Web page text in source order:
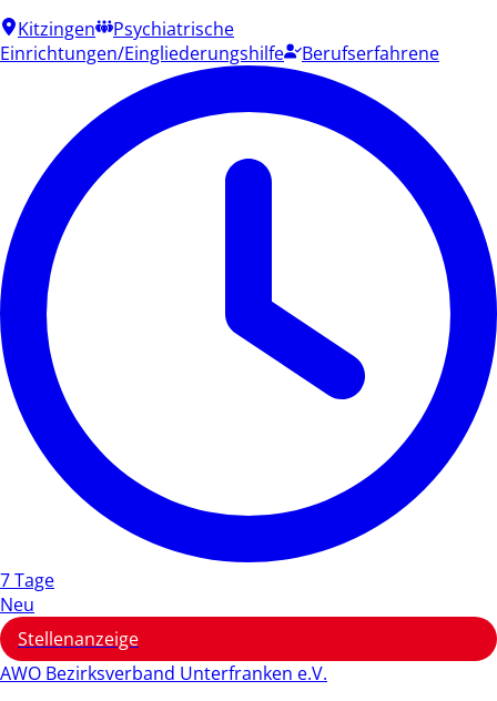
Kitzingen
Psychiatrische
Einrichtungen/Eingliederungshilfe
Berufserfahrene
7 Tage
Neu
Stellenanzeige
AWO Bezirksverband Unterfranken e.V.